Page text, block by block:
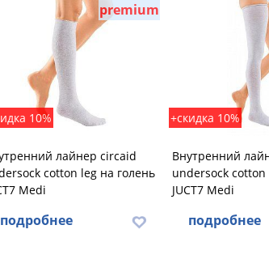
premium
10%
лайнер circaid
cotton leg на голень
Medi
подробнее
+скидка 10%
Внутренний
undersock cotton
JUCT7 Medi
подробнее